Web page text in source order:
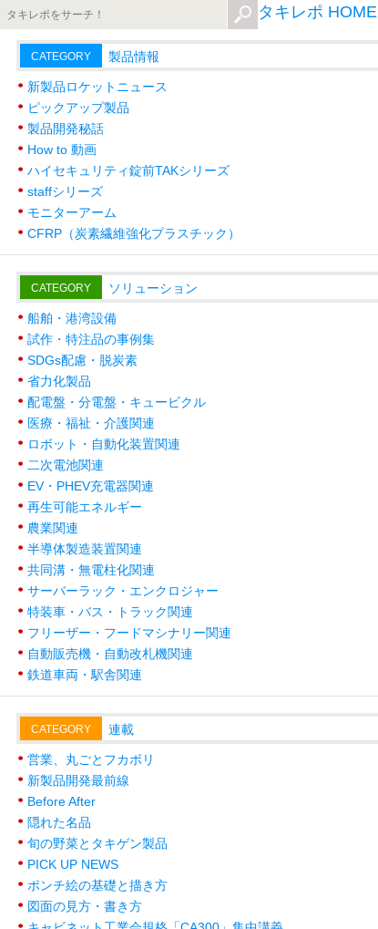
タキレポ HOME
CATEGORY 製品情報
新製品ロケットニュース
ピックアップ製品
製品開発秘話
How to 動画
ハイセキュリティ錠前TAKシリーズ
staffシリーズ
モニターアーム
CFRP（炭素繊維強化プラスチック）
CATEGORY ソリューション
船舶・港湾設備
試作・特注品の事例集
SDGs配慮・脱炭素
省力化製品
配電盤・分電盤・キュービクル
医療・福祉・介護関連
ロボット・自動化装置関連
二次電池関連
EV・PHEV充電器関連
再生可能エネルギー
農業関連
半導体製造装置関連
共同溝・無電柱化関連
サーバーラック・エンクロジャー
特装車・バス・トラック関連
フリーザー・フードマシナリー関連
自動販売機・自動改札機関連
鉄道車両・駅舎関連
CATEGORY 連載
営業、丸ごとフカボリ
新製品開発最前線
Before After
隠れた名品
旬の野菜とタキゲン製品
PICK UP NEWS
ポンチ絵の基礎と描き方
図面の見方・書き方